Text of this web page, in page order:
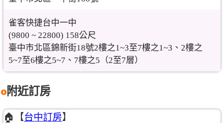
雀客快捷台中一中
(9800 ~ 22800) 158公尺
臺中市北區錦新街18號2樓之1~3至7樓之1~3、2樓之
5~7至6樓之5~7、7樓之5（2至7層）
附近訂房
🏠【台中訂房】